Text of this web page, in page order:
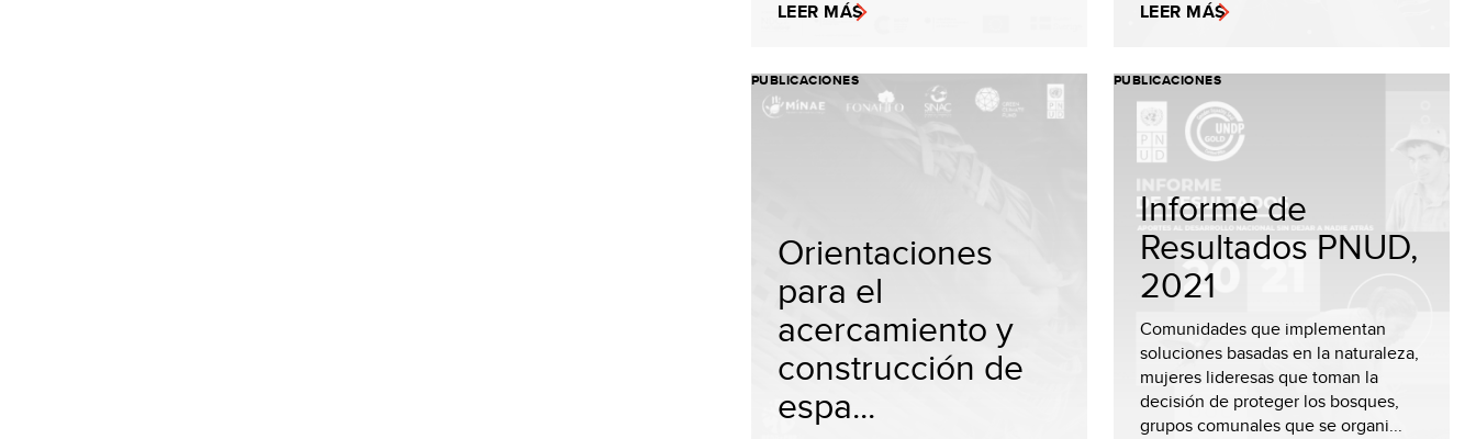
LEER MÁS LEER MÁS
PUBLICACIONES
Orientaciones
para el
acercamiento y
construcción de
espa...
PUBLICACIONES
Informe de
Resultados PNUD,
2021
Comunidades que implementan
soluciones basadas en la naturaleza,
mujeres lideresas que toman la
decisión de proteger los bosques,
grupos comunales que se organi...